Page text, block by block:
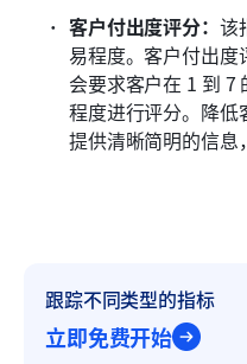
客户付出度评分： 该
易程度。客户付出
会要求客户在 1 到 7
程度进行评分。降低
提供清晰简明的信息
跟踪不同类型的指标
立即免费开始